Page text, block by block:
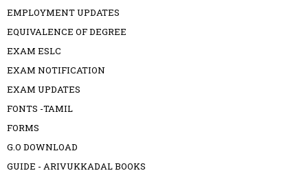
EMPLOYMENT UPDATES
EQUIVALENCE OF DEGREE
EXAM ESLC
EXAM NOTIFICATION
EXAM UPDATES
FONTS -TAMIL
FORMS
G.O DOWNLOAD
GUIDE - ARIVUKKADAL BOOKS